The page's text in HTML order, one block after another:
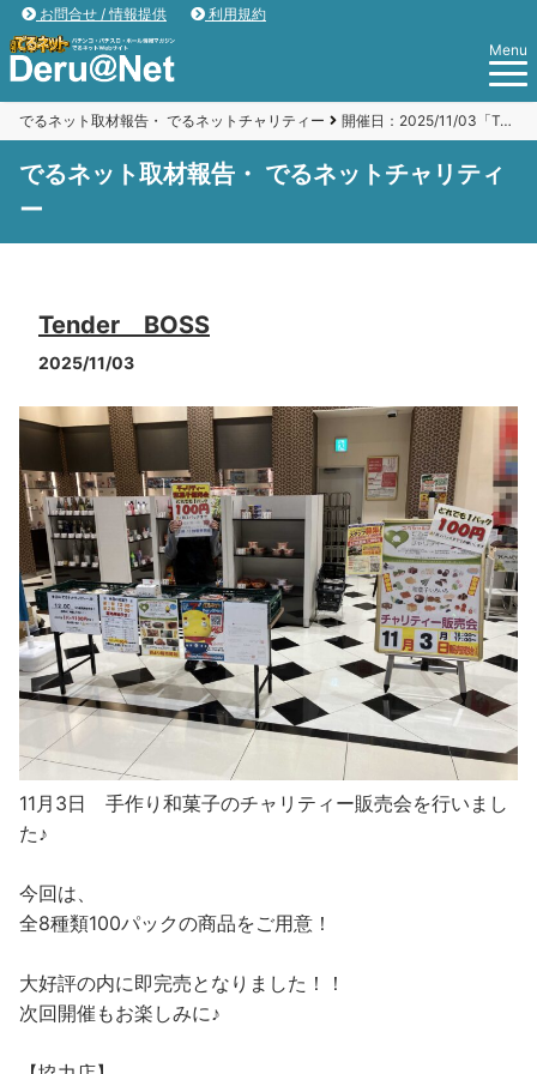
お問合せ / 情報提供
利用規約
Menu
でるネット取材報告・ でるネットチャリティー 開催日：2025/11/03「Tender BOSS」
でるネット取材報告・ でるネットチャリティ
ー
Tender BOSS
2025/11/03
11月3日 手作り和菓子のチャリティー販売会を行いまし
た♪
今回は、
全8種類100パックの商品をご用意！
大好評の内に即完売となりました！！
次回開催もお楽しみに♪